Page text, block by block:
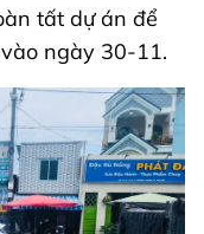
tất dự án để
ngày 30-11.